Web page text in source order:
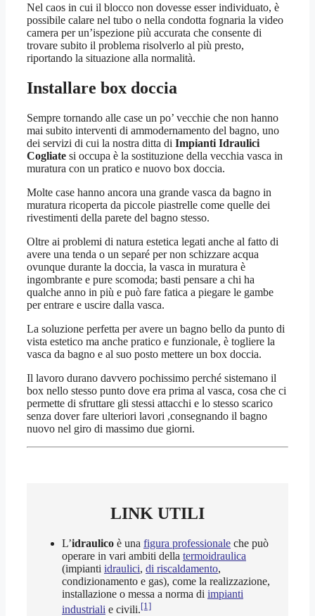
Nel caos in cui il blocco non dovesse esser individuato, è
possibile calare nel tubo o nella condotta fognaria la video
camera per un’ispezione più accurata che consente di
trovare subito il problema risolverlo al più presto,
riportando la situazione alla normalità.
Installare box doccia
Sempre tornando alle case un po’ vecchie che non hanno
mai subito interventi di ammodernamento del bagno, uno
dei servizi di cui la nostra ditta di Impianti Idraulici
Cogliate si occupa è la sostituzione della vecchia vasca in
muratura con un pratico e nuovo box doccia.
Molte case hanno ancora una grande vasca da bagno in
muratura ricoperta da piccole piastrelle come quelle dei
rivestimenti della parete del bagno stesso.
Oltre ai problemi di natura estetica legati anche al fatto di
avere una tenda o un separé per non schizzare acqua
ovunque durante la doccia, la vasca in muratura è
ingombrante e pure scomoda; basti pensare a chi ha
qualche anno in più e può fare fatica a piegare le gambe
per entrare e uscire dalla vasca.
La soluzione perfetta per avere un bagno bello da punto di
vista estetico ma anche pratico e funzionale, è togliere la
vasca da bagno e al suo posto mettere un box doccia.
Il lavoro durano davvero pochissimo perché sistemano il
box nello stesso punto dove era prima al vasca, cosa che ci
permette di sfruttare gli stessi attacchi e lo stesso scarico
senza dover fare ulteriori lavori ,consegnando il bagno
nuovo nel giro di massimo due giorni.
LINK UTILI
L’idraulico è una figura professionale che può
operare in vari ambiti della termoidraulica
(impianti idraulici, di riscaldamento,
condizionamento e gas), come la realizzazione,
installazione o messa a norma di impianti
industriali e civili.[1]